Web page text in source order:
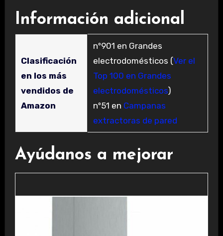
Información adicional
Clasificación
en los más
vendidos de
Amazon
nº901 en Grandes
electrodomésticos (Ver el
Top 100 en Grandes
electrodomésticos)
nº51 en Campanas
extractoras de pared
Ayúdanos a mejorar